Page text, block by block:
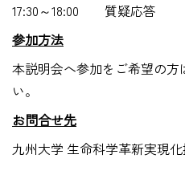
17:30～18:00 質疑応答
参加方法
本説明会へ参加をご希望の方
い。
お問合せ先
九州大学 生命科学革新実現